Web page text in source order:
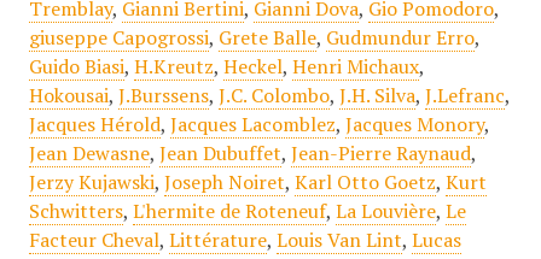
Tremblay, Gianni Bertini, Gianni Dova, Gio Pomodoro,
giuseppe Capogrossi, Grete Balle, Gudmundur Erro,
Guido Biasi, H.Kreutz, Heckel, Henri Michaux,
Hokousai, J.Burssens, J.C. Colombo, J.H. Silva, J.Lefranc,
Jacques Hérold, Jacques Lacomblez, Jacques Monory,
Jean Dewasne, Jean Dubuffet, Jean-Pierre Raynaud,
Jerzy Kujawski, Joseph Noiret, Karl Otto Goetz, Kurt
Schwitters, L'hermite de Roteneuf, La Louvière, Le
Facteur Cheval, Littérature, Louis Van Lint, Lucas